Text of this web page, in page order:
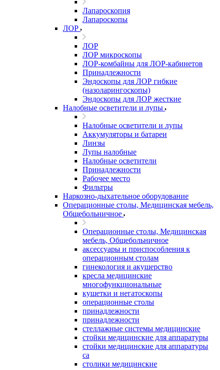
Лапароскопия
Лапароскопы
ЛОР
ЛОР
ЛОР микроскопы
ЛОР-комбайны для ЛОР-кабинетов
Принадлежности
Эндоскопы для ЛОР гибкие
(назоларингоскопы)
Эндоскопы для ЛОР жесткие
Налобные осветители и лупы
Налобные осветители и лупы
Аккумуляторы и батареи
Линзы
Лупы налобные
Налобные осветители
Принадлежности
Рабочее место
Фильтры
Наркозно-дыхательное оборудование
Операционные столы, Медицинская мебель,
Общебольничное
Операционные столы, Медицинская
мебель, Общебольничное
аксессуары и приспособления к
операционным столам
гинекология и акушерство
кресла медицинские
многофункциональные
кушетки и негатоскопы
операционные столы
принадлежности
принадлежности
стеллажные системы медицинские
стойки медицинские для аппаратуры
стойки медицинские для аппаратуры
са
столики медицинские